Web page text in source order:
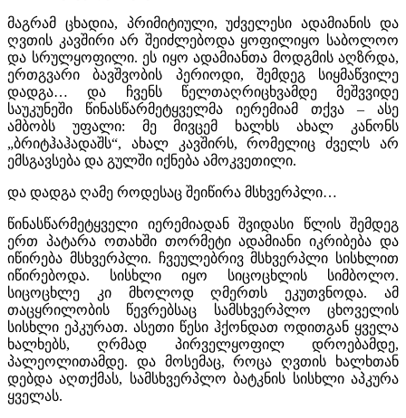
მაგრამ ცხადია, პრიმიტიული, უძველესი ადამიანის და
ღვთის კავშირი არ შეიძლებოდა ყოფილიყო საბოლოო
და სრულყოფილი. ეს იყო ადამიანთა მოდგმის აღზრდა,
ერთგვარი ბავშვობის პერიოდი, შემდეგ სიყმაწვილე
დადგა… და ჩვენს წელთაღრიცხვამდე მეშვვიდე
საუკუნეში წინასწარმეტყველმა იერემიამ თქვა – ასე
ამბობს უფალი: მე მივცემ ხალხს ახალ კანონს
„ბრიტჰაჰადაშს“, ახალ კავშირს, რომელიც ძველს არ
ემსგავსება და გულში იქნება ამოკვეთილი.
და დადგა ღამე როდესაც შეიწირა მსხვერპლი…
წინასწარმეტყველი იერემიადან შვიდასი წლის შემდეგ
ერთ პატარა ოთახში თორმეტი ადამიანი იკრიბება და
იწირება მსხვერპლი. ჩვეულებრივ მსხვერპლი სისხლით
იწირებოდა. სისხლი იყო სიცოცხლის სიმბოლო.
სიცოცხლე კი მხოლოდ ღმერთს ეკუთვნოდა. ამ
თაცყრილობის წევრებსაც სამსხვერპლო ცხოველის
სისხლი ეპკურათ. ასეთი წესი ჰქონდათ ოდითგან ყველა
ხალხებს, ღრმად პირველყოფილ დროებამდე,
პალეოლითამდე. და მოსემაც, როცა ღვთის ხალხთან
დებდა აღთქმას, სამსხვერპლო ბატკნის სისხლი აპკურა
ყველას.